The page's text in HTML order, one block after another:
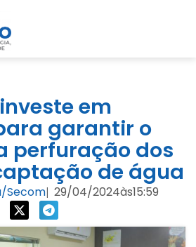
em
garantir o
perfuração dos
de água
Secom| 29/04/2024às15:59